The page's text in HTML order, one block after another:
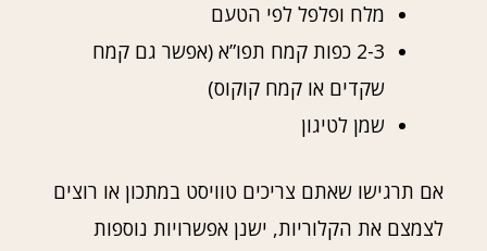
מלח ופלפל לפי הטעם
2-3 כפות קמח תפו”א (אפשר גם קמח
שקדים או קמח קוקוס)
שמן לטיגון
אם תרגישו שאתם צריכים טוויסט במתכון או רוצים
לצמצם את הקלוריות, ישנן אפשרויות נוספות